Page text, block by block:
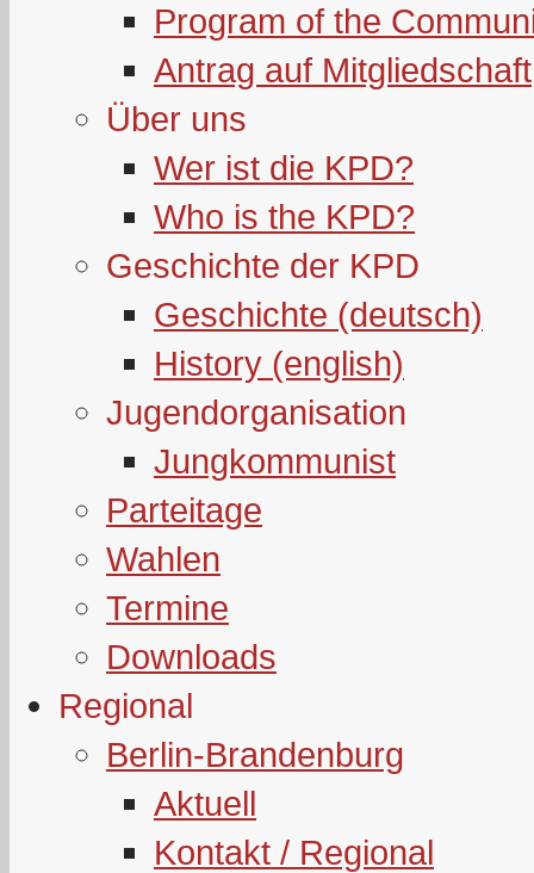
Program of the
Antrag auf Mitgliedschaft
Über uns
Wer ist die KPD?
Who is the KPD?
Geschichte der KPD
Geschichte (deutsch)
History (english)
Jugendorganisation
Jungkommunist
Parteitage
Wahlen
Termine
Downloads
Regional
Berlin-Brandenburg
Aktuell
Kontakt / Regional